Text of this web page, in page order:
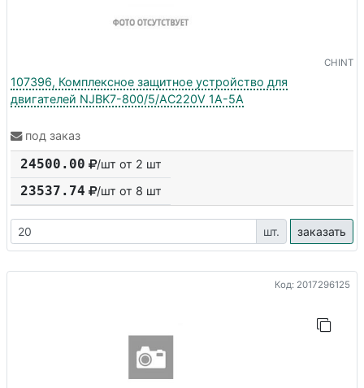
CHINT
107396, Комплексное защитное устройство для
двигателей NJBK7-800/5/AC220V 1A-5A
под заказ
24500.00 /шт от 2 шт
23537.74 /шт от 8 шт
шт. заказать
Код: 2017296125